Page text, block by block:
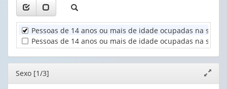
Unidade
Territorial
(1)
Condição
contribuição
para
institu...
(1)
de
ocupação
no
trabalh...
(1)
Pessoas de 14 anos ou mais de idade ocupadas na
Pessoas de 14 anos ou mais de idade ocupadas na
Editor
janela
Sexo [1/3]